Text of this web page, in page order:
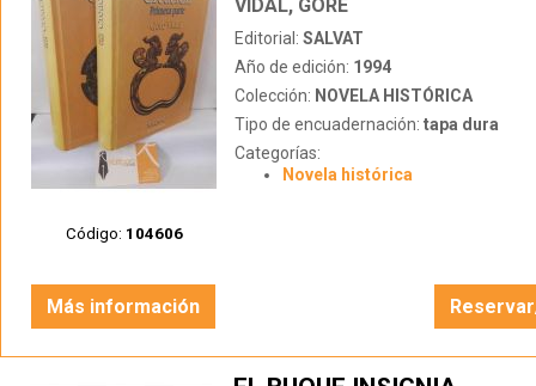
Código: 104606
VIDAL, GORE
Editorial: SALVAT
Año de edición: 1994
Colección: NOVELA HISTÓRICA
Tipo de encuadernación: tapa dura
Categorías:
Novela histórica
Más información